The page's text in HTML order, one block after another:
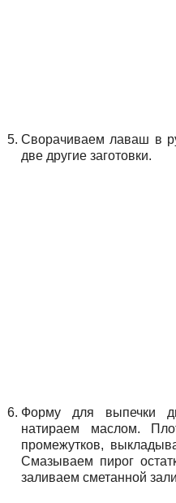
Сворачиваем лаваш в
две другие заготовки.
Форму для выпечки
натираем маслом.
промежутков,
Смазываем пирог
заливаем сметанной